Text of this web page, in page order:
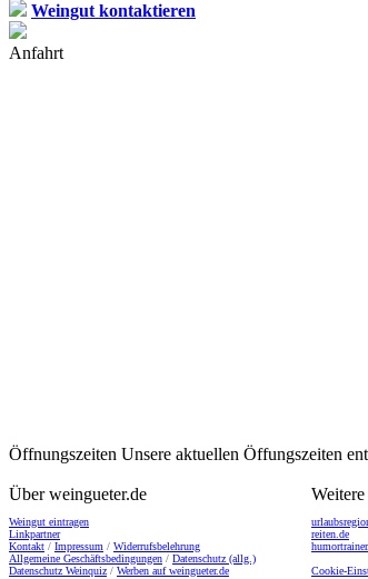
Weingut kontaktieren
Anfahrt
Öffnungszeiten Unsere aktuellen Öffungszeiten
Über weingueter.de
Weingut eintragen
Linkpartner
Kontakt / Impressum / Widerrufsbelehrung
Allgemeine Geschäftsbedingungen / Datenschutz (allg.)
Datenschutz Weinquiz / Werben auf weingueter.de
reiten.de
Cookie-